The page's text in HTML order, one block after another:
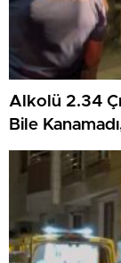
Alkolü 2.34
Bile